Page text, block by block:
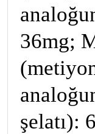
36mg;
şelatı):